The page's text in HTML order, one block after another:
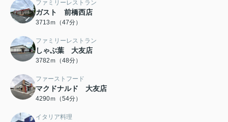
ファミリーレストラン
ガスト 前橋西店
3713ｍ（47分）
ファミリーレストラン
しゃぶ葉 大友店
3782ｍ（48分）
ファーストフード
マクドナルド 大友店
4290ｍ（54分）
イタリア料理